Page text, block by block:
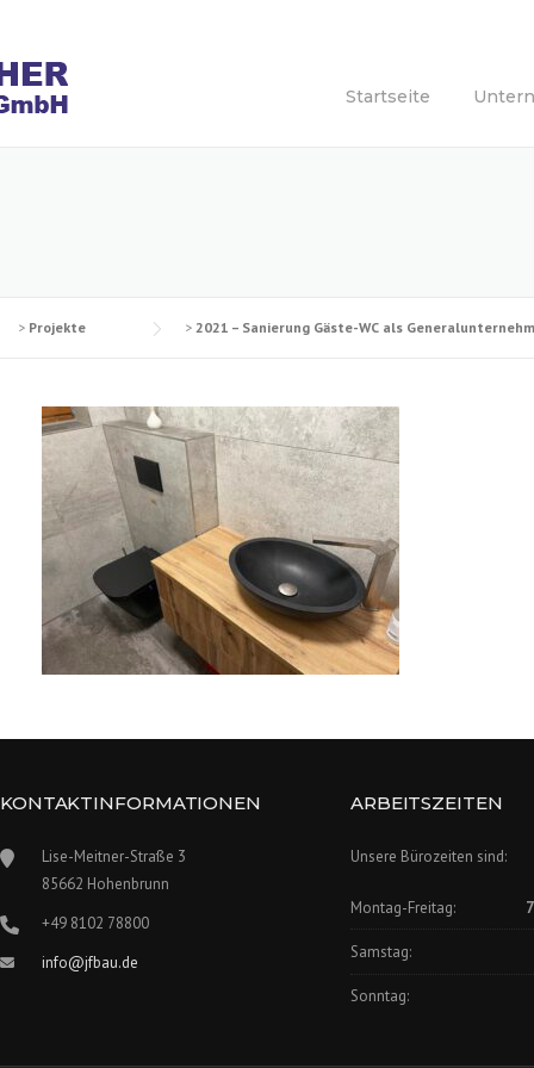
Startseite
> Projekte > 2021 – Sanierung Gäste-WC als
KONTAKTINFORMATIONEN
Lise-Meitner-Straße 3
85662 Hohenbrunn
+49 8102 78800
info@jfbau.de
ARBEITSZEITEN
Unsere Bürozeiten sind:
Montag-Freitag:
Samstag:
Sonntag: